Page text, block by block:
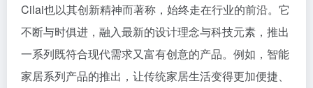
Cilai也以其创新精神而著称，始终走在行业的前沿。它
不断与时俱进，融入最新的设计理念与科技元素，推出
一系列既符合现代需求又富有创意的产品。例如，智能
家居系列产品的推出，让传统家居生活变得更加便捷、